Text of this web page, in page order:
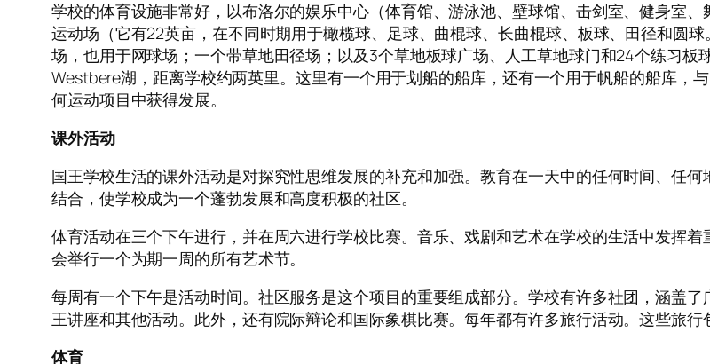
学校的体育设施非常好，以布洛尔的娱乐中心（体育馆、游泳池、壁球馆、击剑室、健身室
运动场（它有22英亩，在不同时期用于橄榄球、足球、曲棍球、长曲棍球、板球、田径和圆
场，也用于网球场；一个带草地田径场；以及3个草地板球广场、人工草地球门和24个练习
Westbere湖，距离学校约两英里。这里有一个用于划船的船库，还有一个用于帆船的船库，
何运动项目中获得发展。
课外活动
国王学校生活的课外活动是对探究性思维发展的补充和加强。教育在一天中的任何时间、任
结合，使学校成为一个蓬勃发展和高度积极的社区。
体育活动在三个下午进行，并在周六进行学校比赛。音乐、戏剧和艺术在学校的生活中发挥
会举行一个为期一周的所有艺术节。
每周有一个下午是活动时间。社区服务是这个项目的重要组成部分。学校有许多社团，涵盖
王讲座和其他活动。此外，还有院际辩论和国际象棋比赛。每年都有许多旅行活动。这些旅行
体育